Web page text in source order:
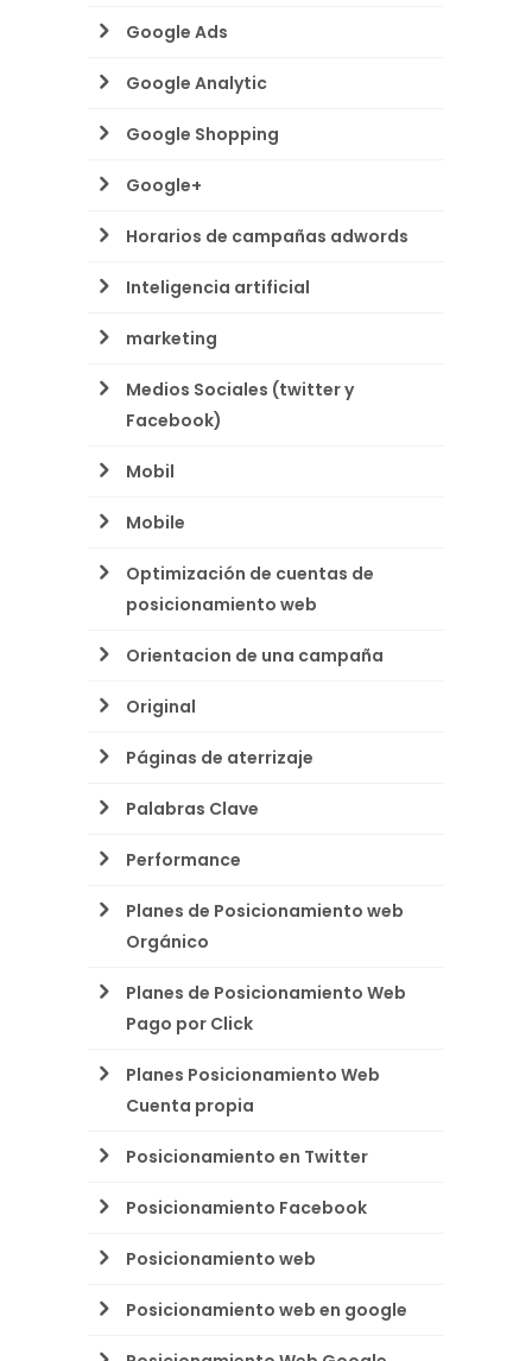
Google Ads
Google Analytic
Google Shopping
Google+
Horarios de campañas adwords
Inteligencia artificial
marketing
Medios Sociales (twitter y
Facebook)
Mobil
Mobile
Optimización de cuentas de
posicionamiento web
Orientacion de una campaña
Original
Páginas de aterrizaje
Palabras Clave
Performance
Planes de Posicionamiento web
Orgánico
Planes de Posicionamiento Web
Pago por Click
Planes Posicionamiento Web
Cuenta propia
Posicionamiento en Twitter
Posicionamiento Facebook
Posicionamiento web
Posicionamiento web en google